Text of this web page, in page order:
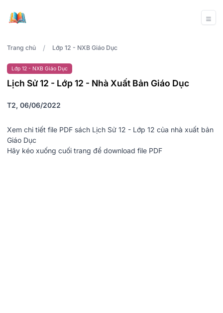
Trang chủ / Lớp 12 - NXB Giáo Dục
Lớp 12 - NXB Giáo Dục
Lịch Sử 12 - Lớp 12 - Nhà Xuất Bản Giáo Dục
T2, 06/06/2022
Xem chi tiết file PDF sách Lịch Sử 12 - Lớp 12 của nhà xuất bản
Giáo Dục
Hãy kéo xuống cuối trang để download file PDF